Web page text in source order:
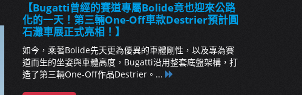
【Bugatti曾經的賽道專屬Bolide竟也迎來公路
化的一天！第三輛One-Off車款Destrier預計圓
石灘車展正式亮相！】
如今，乘著Bolide先天更為優異的車體剛性，以及專為賽
道而生的坐姿與車體高度，Bugatti沿用整套底盤架構，打
造了第三輛One-Off作品Destrier。...